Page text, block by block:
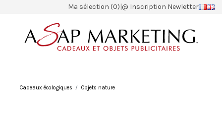
Ma sélection (0)|@ Inscription Newletter
Cadeaux écologiques Objets nature